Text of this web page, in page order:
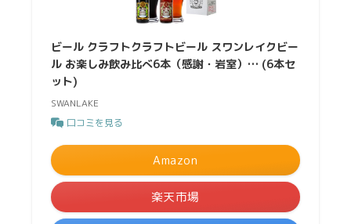
ビール クラフトクラフトビール スワンレイクビー
ル お楽しみ飲み比べ6本（感謝・岩室）… (6本セ
ット)
SWANLAKE
口コミを見る
Amazon
楽天市場